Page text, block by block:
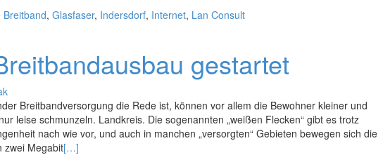
Breitband, Glasfaser, Indersdorf, Internet, Lan Consult
gestartet
Breitbandversorgung die Rede ist, können vor allem die Bewohner kleiner und
leise schmunzeln. Landkreis. Die sogenannten „weißen Flecken“ gibt es trotz
nach wie vor, und auch in manchen „versorgten“ Gebieten bewegen sich die
zwei Megabit[…]